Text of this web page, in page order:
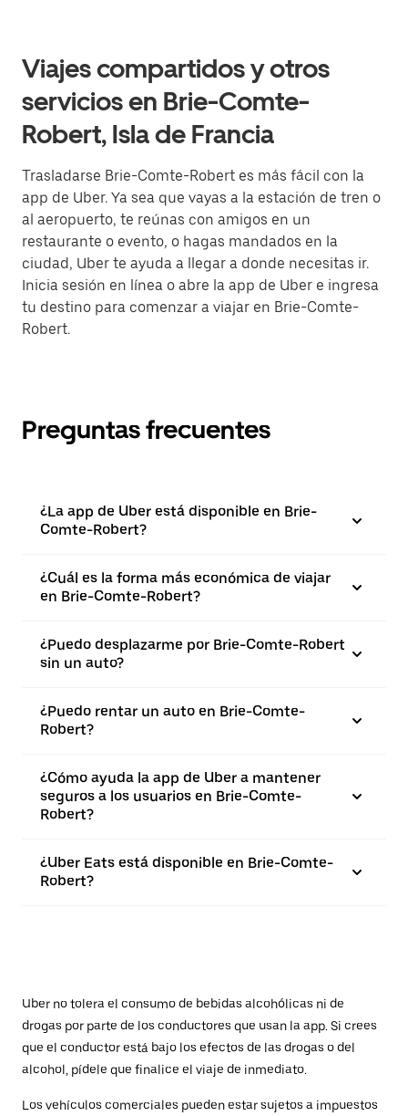
Viajes compartidos y otros
servicios en Brie-Comte-
Robert, Isla de Francia
Trasladarse Brie-Comte-Robert es más fácil con la
app de Uber. Ya sea que vayas a la estación de tren o
al aeropuerto, te reúnas con amigos en un
restaurante o evento, o hagas mandados en la
ciudad, Uber te ayuda a llegar a donde necesitas ir.
Inicia sesión en línea o abre la app de Uber e ingresa
tu destino para comenzar a viajar en Brie-Comte-
Robert.
Preguntas frecuentes
¿La app de Uber está disponible en Brie-
Comte-Robert?
¿Cuál es la forma más económica de viajar
en Brie-Comte-Robert?
¿Puedo desplazarme por Brie-Comte-Robert
sin un auto?
¿Puedo rentar un auto en Brie-Comte-
Robert?
¿Cómo ayuda la app de Uber a mantener
seguros a los usuarios en Brie-Comte-
Robert?
¿Uber Eats está disponible en Brie-Comte-
Robert?
Uber no tolera el consumo de bebidas alcohólicas ni de
drogas por parte de los conductores que usan la app. Si crees
que el conductor está bajo los efectos de las drogas o del
alcohol, pídele que finalice el viaje de inmediato.
Los vehículos comerciales pueden estar sujetos a impuestos